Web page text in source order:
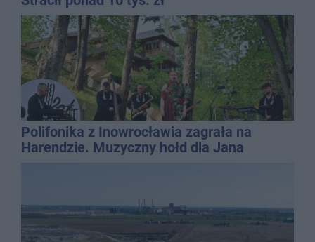
Polifonika z Inowrocławia zagrała na
Harendzie. Muzyczny hołd dla Jana